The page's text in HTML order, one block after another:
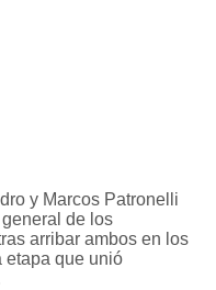
y Marcos Patronelli
de los
arribar ambos en los
etapa que unió